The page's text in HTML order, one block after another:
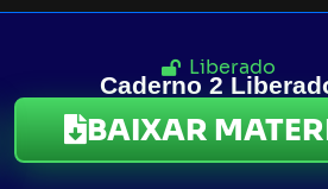
Liberado
Caderno 2
BAIXAR